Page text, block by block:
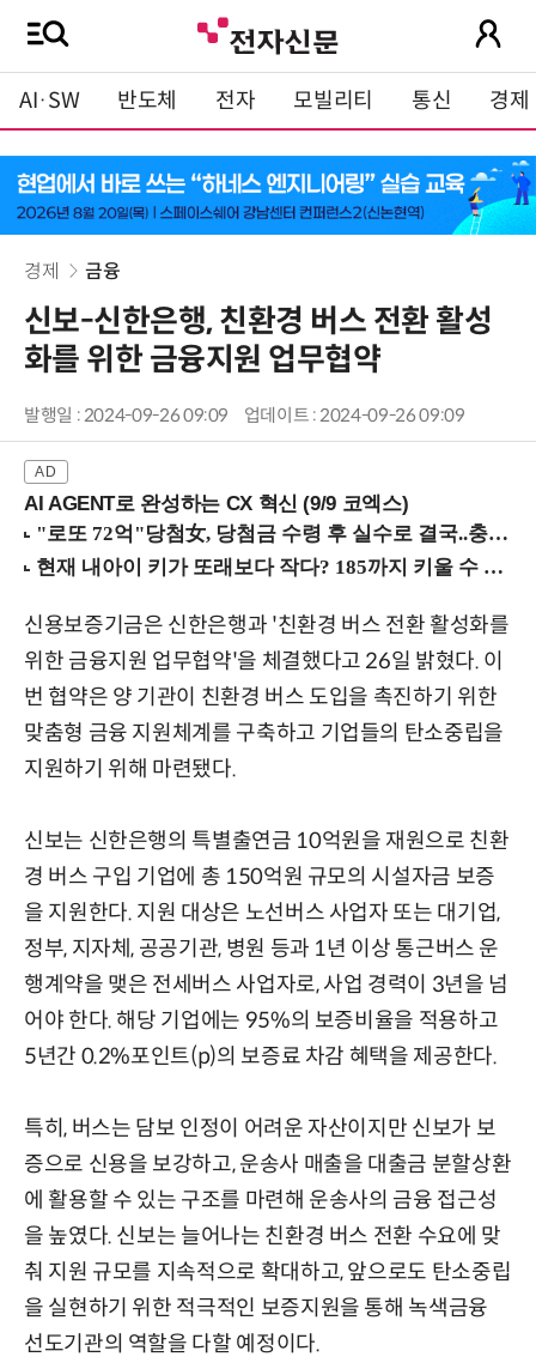
AI·SW 반도체 전자 모빌리티 통신 경제
경제 금융
신보-신한은행, 친환경 버스 전환 활성
화를 위한 금융지원 업무협약
발행일 : 2024-09-26 09:09 업데이트 : 2024-09-26 09:09
AI AGENT로 완성하는 CX 혁신 (9/9 코엑스)
신용보증기금은 신한은행과 '친환경 버스 전환 활성화를
위한 금융지원 업무협약'을 체결했다고 26일 밝혔다. 이
번 협약은 양 기관이 친환경 버스 도입을 촉진하기 위한
맞춤형 금융 지원체계를 구축하고 기업들의 탄소중립을
지원하기 위해 마련됐다.
신보는 신한은행의 특별출연금 10억원을 재원으로 친환
경 버스 구입 기업에 총 150억원 규모의 시설자금 보증
을 지원한다. 지원 대상은 노선버스 사업자 또는 대기업,
정부, 지자체, 공공기관, 병원 등과 1년 이상 통근버스 운
행계약을 맺은 전세버스 사업자로, 사업 경력이 3년을 넘
어야 한다. 해당 기업에는 95%의 보증비율을 적용하고
5년간 0.2%포인트(p)의 보증료 차감 혜택을 제공한다.
특히, 버스는 담보 인정이 어려운 자산이지만 신보가 보
증으로 신용을 보강하고, 운송사 매출을 대출금 분할상환
에 활용할 수 있는 구조를 마련해 운송사의 금융 접근성
을 높였다. 신보는 늘어나는 친환경 버스 전환 수요에 맞
춰 지원 규모를 지속적으로 확대하고, 앞으로도 탄소중립
을 실현하기 위한 적극적인 보증지원을 통해 녹색금융
선도기관의 역할을 다할 예정이다.